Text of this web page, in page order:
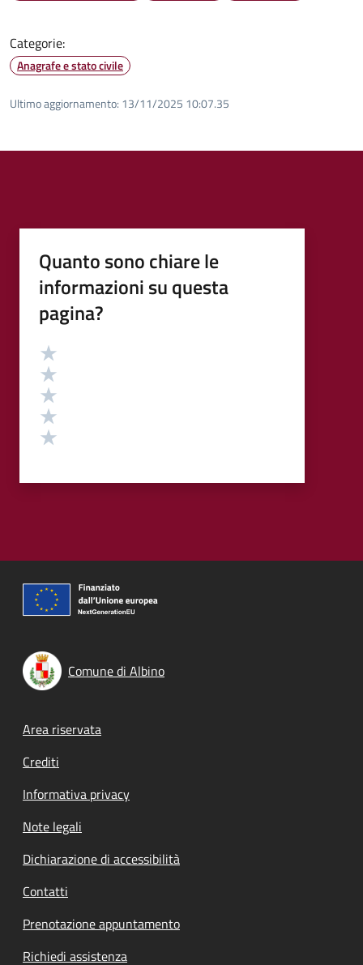
Categorie:
Anagrafe e stato civile
Ultimo aggiornamento: 13/11/2025 10:07.35
Quanto sono chiare le
informazioni su questa
pagina?
Valutazione
Comune di Albino
Footer menu
Area riservata
Crediti
Informativa privacy
Note legali
Dichiarazione di accessibilità
Contatti
Prenotazione appuntamento
Richiedi assistenza